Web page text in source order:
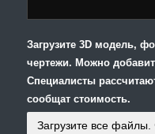
Загрузите 3D модель,
чертежи. Можно
Специалисты
сообщат стоимость.
Загрузите все